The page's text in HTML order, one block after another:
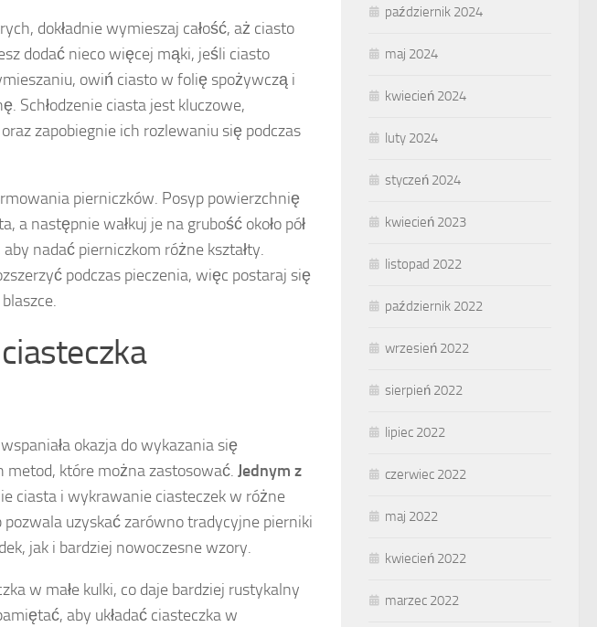
dokładnie wymieszaj całość, aż ciasto
dodać nieco więcej mąki, jeśli ciasto
owiń ciasto w folię spożywczą i
Schłodzenie ciasta jest kluczowe,
zapobiegnie ich rozlewaniu się podczas
pierniczków. Posyp powierzchnię
a następnie wałkuj je na grubość około pół
nadać pierniczkom różne kształty.
podczas pieczenia, więc postaraj się
okazja do wykazania się
które można zastosować. Jednym z
ciasta i wykrawanie ciasteczek w różne
pozwala uzyskać zarówno tradycyjne pierniki
jak i bardziej nowoczesne wzory.
w małe kulki, co daje bardziej rustykalny
aby układać ciasteczka w
październik 2024
maj 2024
kwiecień 2024
luty 2024
styczeń 2024
kwiecień 2023
listopad 2022
październik 2022
wrzesień 2022
sierpień 2022
lipiec 2022
czerwiec 2022
maj 2022
kwiecień 2022
marzec 2022